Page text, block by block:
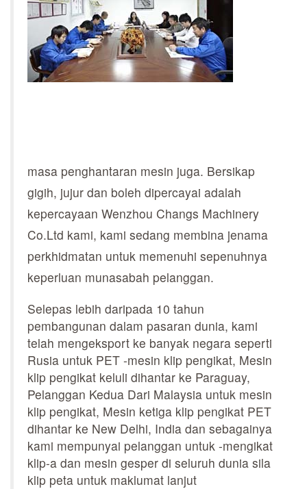
masa penghantaran mesin juga. Bersikap
gigih, jujur dan boleh dipercayai adalah
kepercayaan Wenzhou Changs Machinery
Co.Ltd kami, kami sedang membina jenama
perkhidmatan untuk memenuhi sepenuhnya
keperluan munasabah pelanggan.
Selepas lebih daripada 10 tahun
pembangunan dalam pasaran dunia, kami
telah mengeksport ke banyak negara seperti
Rusia untuk PET -mesin klip pengikat, Mesin
klip pengikat keluli dihantar ke Paraguay,
Pelanggan Kedua Dari Malaysia untuk mesin
klip pengikat, Mesin ketiga klip pengikat PET
dihantar ke New Delhi, India dan sebagainya
kami mempunyai pelanggan untuk -mengikat
klip-a dan mesin gesper di seluruh dunia sila
klip peta untuk maklumat lanjut